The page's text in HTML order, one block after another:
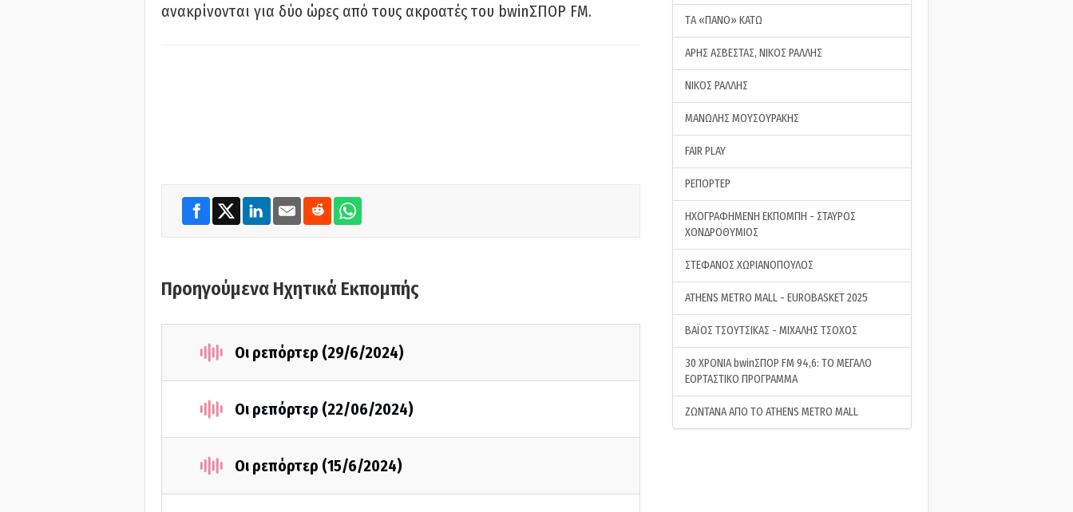
ανακρίνονται για δύο ώρες από τους ακροατές του bwinΣΠΟΡ FM.
Προηγούμενα Ηχητικά Εκπομπής
Οι ρεπόρτερ (29/6/2024)
Οι ρεπόρτερ (22/06/2024)
Οι ρεπόρτερ (15/6/2024)
ΤA «ΠΑΝΟ» ΚΑΤΩ
ΑΡΗΣ ΑΣΒΕΣΤΑΣ, ΝΙΚΟΣ ΡΑΛΛΗΣ
ΝΙΚΟΣ ΡΑΛΛΗΣ
ΜΑΝΩΛΗΣ ΜΟΥΣΟΥΡΑΚΗΣ
FAIR PLAY
ΡΕΠΟΡΤΕΡ
ΗΧΟΓΡΑΦΗΜΕΝΗ ΕΚΠΟΜΠΗ - ΣΤΑΥΡΟΣ
ΧΟΝΔΡΟΘΥΜΙΟΣ
ΣΤΕΦΑΝΟΣ ΧΩΡΙΑΝΟΠΟΥΛΟΣ
ATHENS METRO MALL - EUROBASKET 2025
ΒΑΪΟΣ ΤΣΟΥΤΣΙΚΑΣ - ΜΙΧΑΛΗΣ ΤΣΟΧΟΣ
30 ΧΡΟΝΙΑ bwinΣΠΟΡ FM 94,6: ΤΟ ΜΕΓΑΛΟ
ΕΟΡΤΑΣΤΙΚΟ ΠΡΟΓΡΑΜΜΑ
ΖΩΝΤΑΝΑ ΑΠΟ ΤΟ ATHENS METRO MALL